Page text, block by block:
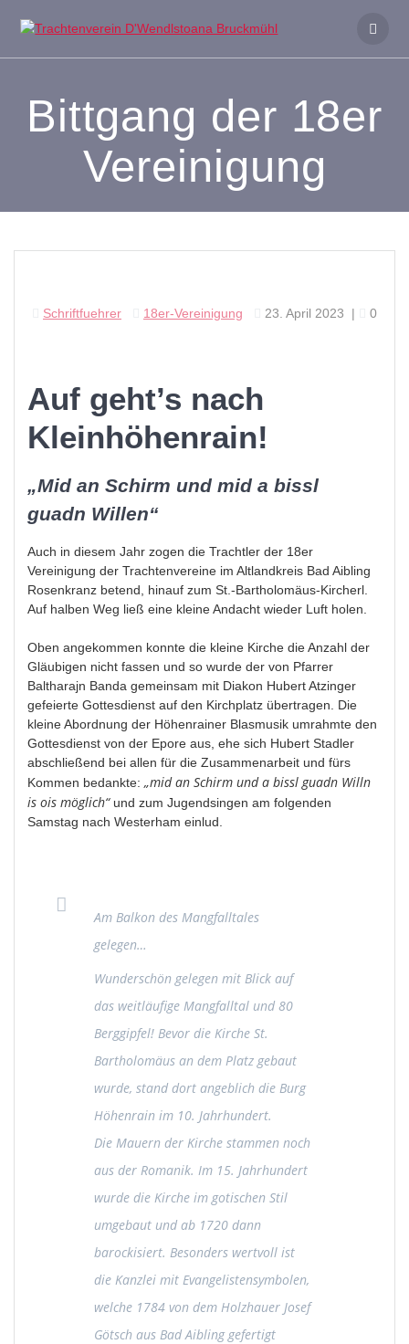
Inhalt
Bittgang der 18er
Vereinigung
Schriftfuehrer 18er-Vereinigung 23. April 2023 | 0
Auf geht’s nach
Kleinhöhenrain!
„Mid an Schirm und mid a bissl
guadn Willen“
Auch in diesem Jahr zogen die Trachtler der 18er
Vereinigung der Trachtenvereine im Altlandkreis Bad Aibling
Rosenkranz betend, hinauf zum St.-Bartholomäus-Kircherl.
Auf halben Weg ließ eine kleine Andacht wieder Luft holen.
Oben angekommen konnte die kleine Kirche die Anzahl der
Gläubigen nicht fassen und so wurde der von Pfarrer
Baltharajn Banda gemeinsam mit Diakon Hubert Atzinger
gefeierte Gottesdienst auf den Kirchplatz übertragen. Die
kleine Abordnung der Höhenrainer Blasmusik umrahmte den
Gottesdienst von der Epore aus, ehe sich Hubert Stadler
abschließend bei allen für die Zusammenarbeit und fürs
Kommen bedankte: „mid an Schirm und a bissl guadn Willn
is ois möglich“und zum Jugendsingen am folgenden
Samstag nach Westerham einlud.
Am Balkon des Mangfalltales
gelegen…
Wunderschön gelegen mit Blick auf
das weitläufige Mangfalltal und 80
Berggipfel! Bevor die Kirche St.
Bartholomäus an dem Platz gebaut
wurde, stand dort angeblich die Burg
Höhenrain im 10. Jahrhundert.
Die Mauern der Kirche stammen noch
aus der Romanik. Im 15. Jahrhundert
wurde die Kirche im gotischen Stil
umgebaut und ab 1720 dann
barockisiert. Besonders wertvoll ist
die Kanzlei mit Evangelistensymbolen,
welche 1784 von dem Holzhauer Josef
Götsch aus Bad Aibling gefertigt